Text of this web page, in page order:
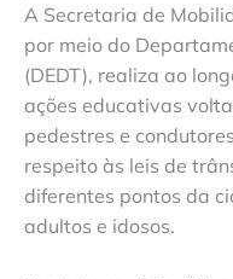
A Secretaria de
por meio do
(DEDT), realiza ao
ações educativas
pedestres e
respeito às leis de
diferentes pontos da
adultos e idosos.